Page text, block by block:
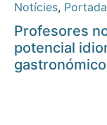
Notícies, Portada
Profesores
potencial